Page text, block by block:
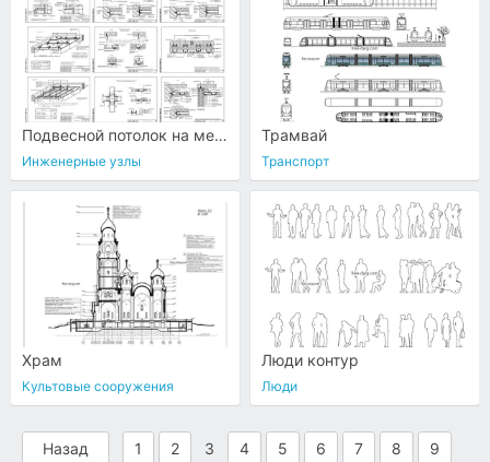
Подвесной потолок на металлическом каркасе
Инженерные узлы
Трамвай
Транспорт
Храм
Культовые сооружения
Люди контур
Люди
Назад 1 2 3 4 5 6 7 8 9